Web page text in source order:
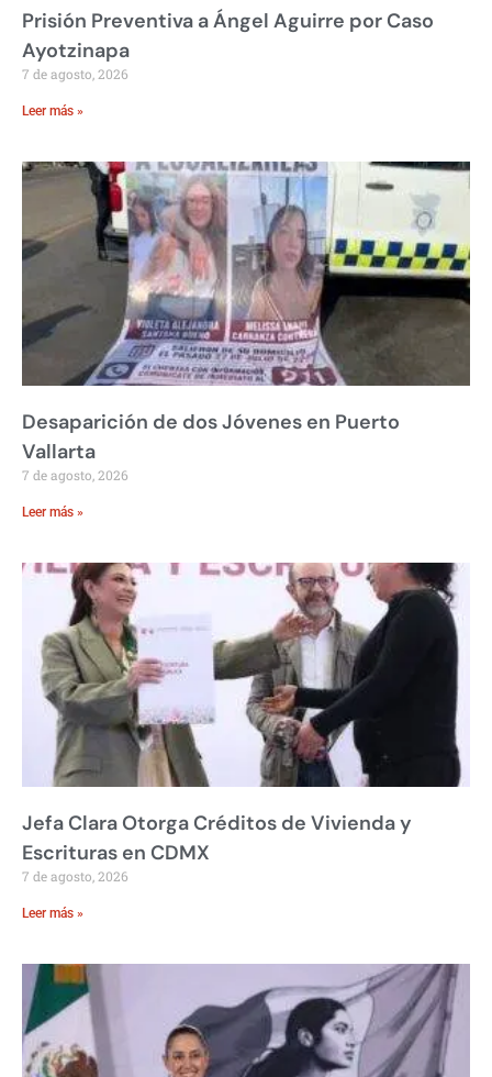
Prisión Preventiva a Ángel Aguirre por Caso
Ayotzinapa
7 de agosto, 2026
Leer más »
Desaparición de dos Jóvenes en Puerto
Vallarta
7 de agosto, 2026
Leer más »
Jefa Clara Otorga Créditos de Vivienda y
Escrituras en CDMX
7 de agosto, 2026
Leer más »